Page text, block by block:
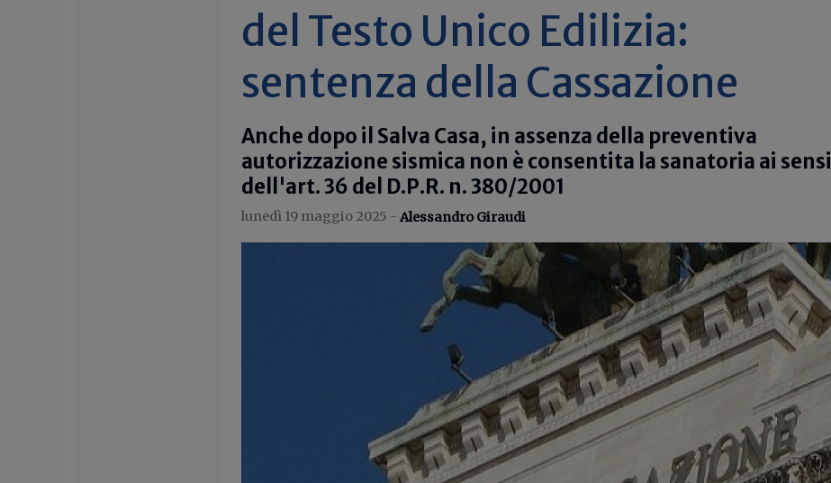
del Testo Unico Edilizia:
sentenza della Cassazione
Anche dopo il Salva Casa, in assenza della preventiva
autorizzazione sismica non è consentita la sanatoria ai sensi
dell'art. 36 del D.P.R. n. 380/2001
lunedì 19 maggio 2025 - Alessandro Giraudi